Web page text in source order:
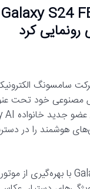
کرد
سامسونگ
هوشمند را در